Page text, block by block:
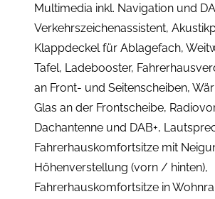
Multimedia inkl. Navigation und
Verkehrszeichenassistent,
Klappdeckel für Ablagefach,
Tafel, Ladebooster,
an Front- und Seitenscheiben,
Glas an der Frontscheibe,
Dachantenne und DAB+,
Fahrerhauskomfortsitze mit
Höhenverstellung (vorn / hinten),
Fahrerhauskomfortsitze in